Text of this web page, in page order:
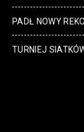
PADŁ NOWY
TURNIEJ